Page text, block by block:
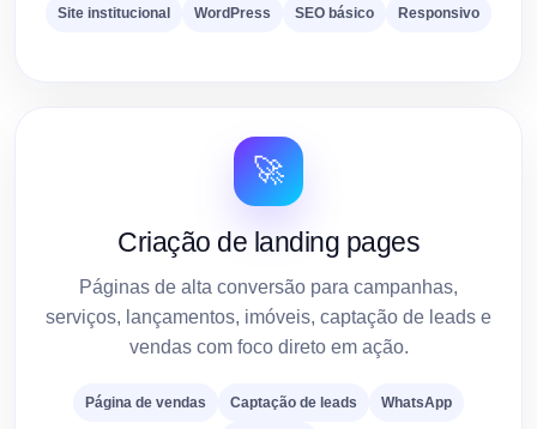
Site institucional WordPress SEO básico Responsivo
🚀
Criação de landing pages
Páginas de alta conversão para campanhas,
serviços, lançamentos, imóveis, captação de leads e
vendas com foco direto em ação.
Página de vendas Captação de leads WhatsApp